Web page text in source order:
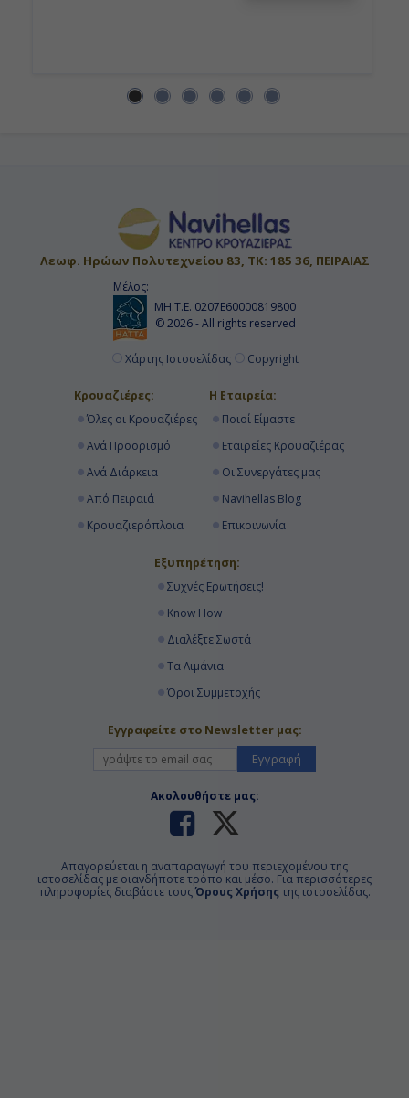
Αποβίβαση
Λεωφ. Ηρώων Πολυτεχνείου 83, ΤΚ: 185 36, ΠΕΙΡΑΙΑΣ
Μέλος:
ΜΗ.Τ.Ε. 0207Ε60000819800
© 2026 - All rights reserved
Χάρτης Ιστοσελίδας Copyright
Κρουαζιέρες:
Όλες οι Κρουαζιέρες
Ανά Προορισμό
Ανά Διάρκεια
Από Πειραιά
Κρουαζιερόπλοια
Η Εταιρεία:
Ποιοί Είμαστε
Εταιρείες Κρουαζιέρας
Οι Συνεργάτες μας
Navihellas Blog
Επικοινωνία
Εξυπηρέτηση:
Συχνές Ερωτήσεις!
Know How
Διαλέξτε Σωστά
Τα Λιμάνια
Όροι Συμμετοχής
Εγγραφείτε στο Newsletter μας:
Εγγραφή
Ακολουθήστε μας:
Απαγορεύεται η αναπαραγωγή του περιεχομένου της
ιστοσελίδας με οιανδήποτε τρόπο και μέσο. Για περισσότερες
πληροφορίες διαβάστε τουςΌρους Χρήσης της ιστοσελίδας.